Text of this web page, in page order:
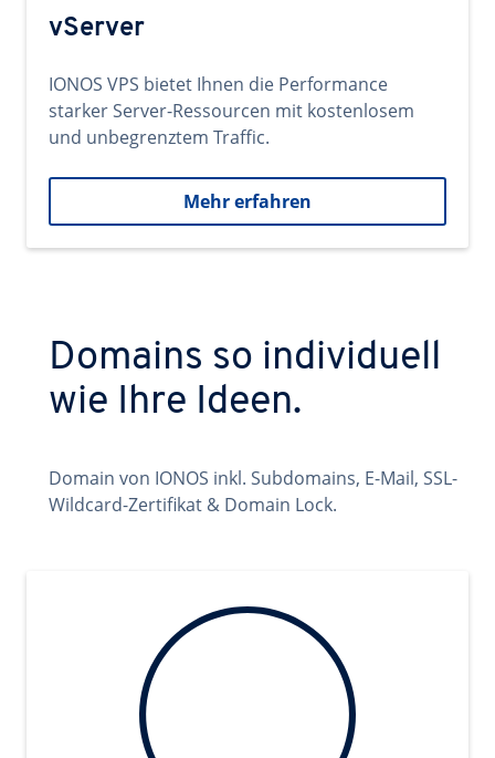
vServer
IONOS VPS bietet Ihnen die Performance
starker Server-Ressourcen mit kostenlosem
und unbegrenztem Traffic.
Mehr erfahren
Domains so individuell
wie Ihre Ideen.
Domain von IONOS inkl. Subdomains, E-Mail, SSL-
Wildcard-Zertifikat & Domain Lock.